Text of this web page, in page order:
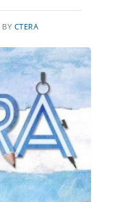
BY CTERA